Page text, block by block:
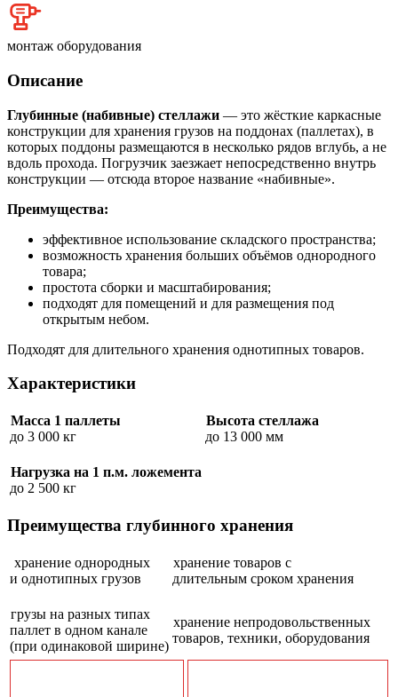
монтаж оборудования
Описание
Глубинные (набивные) стеллажи — это жёсткие каркасные
конструкции для хранения грузов на поддонах (паллетах), в
которых поддоны размещаются в несколько рядов вглубь, а не
вдоль прохода. Погрузчик заезжает непосредственно внутрь
конструкции — отсюда второе название «набивные».
Преимущества:
эффективное использование складского пространства;
возможность хранения больших объёмов однородного
товара;
простота сборки и масштабирования;
подходят для помещений и для размещения под
открытым небом.
Подходят для длительного хранения однотипных товаров.
Характеристики
Масса 1 паллеты
до 3 000 кг
Высота стеллажа
до 13 000 мм
Нагрузка на 1 п.м. ложемента
до 2 500 кг
Преимущества глубинного хранения
хранение однородных
и однотипных грузов
хранение товаров с
длительным сроком хранения
грузы на разных типах
паллет в одном канале
(при одинаковой ширине)
хранение непродовольственных
товаров, техники, оборудования